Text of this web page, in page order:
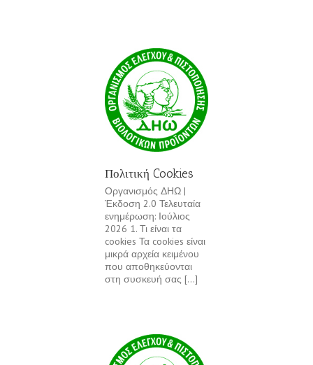
Πολιτική Cookies
Οργανισμός ΔΗΩ |
Έκδοση 2.0 Τελευταία
ενημέρωση: Ιούλιος
2026 1. Τι είναι τα
cookies Τα cookies είναι
μικρά αρχεία κειμένου
που αποθηκεύονται
στη συσκευή σας [...]